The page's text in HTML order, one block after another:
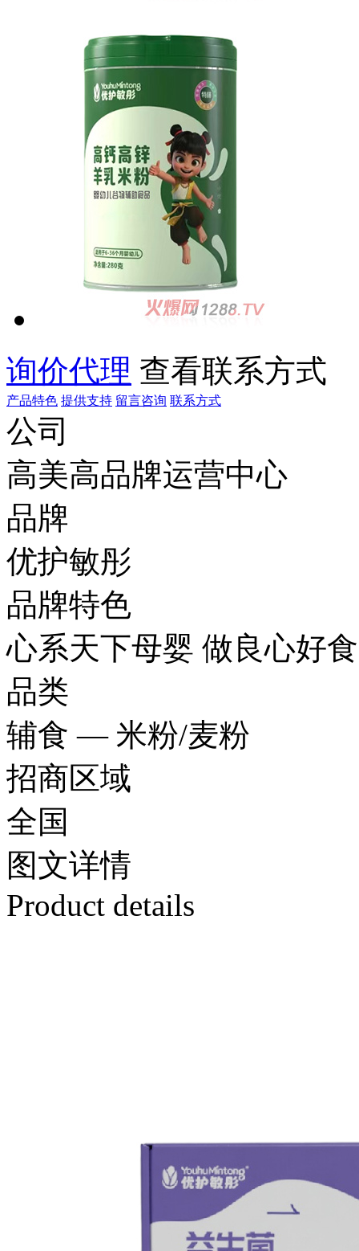
询价代理 查看联系方式
产品特色 提供支持 留言咨询 联系方式
公司
高美高品牌运营中心
品牌
优护敏彤
品牌特色
心系天下母婴 做良心好
品类
辅食 — 米粉/麦粉
招商区域
全国
图文详情
Product details